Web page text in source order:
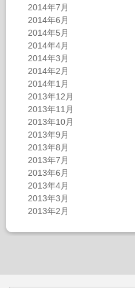
2014年7月
2014年6月
2014年5月
2014年4月
2014年3月
2014年2月
2014年1月
2013年12月
2013年11月
2013年10月
2013年9月
2013年8月
2013年7月
2013年6月
2013年4月
2013年3月
2013年2月